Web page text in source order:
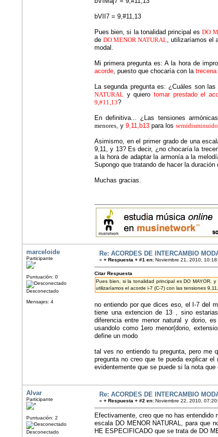
bVII7 = 9,#11,13
Pues bien, si la tonalidad principal esDO
de DO MENOR NATURAL , utilizaríamos el
modal.
Mi primera pregunta es: A la hora de
acorde , puesto que chocaría con la trecena
La segunda pregunta es: ¿Cuáles son las
NATURAL y quierotomar prestado el
9,#11,13?
En definitiva... ¿Las tensiones
menores , y 9,11,b13 para los
Asimismo, en el primer grado de una
9,11, y 13? Es decir, ¿no chocaría la
a la hora de adaptar la armonía a la
Supongo que tratando de hacer la
Muchas gracias.
marceloide
Participante
Puntuación: 0
Desconectado
Mensajes: 4
Re: ACORDES DE INTERCAMBIO
« + Respuesta + #1 en: Noviembre 21, 2010,
Citar Respuesta
Pues bien, si la tonalidad principal es DO MAYOR,
utilizaríamos el acorde i-7 (C-7) con las tensiones
no entiendo por que dices eso, el I-7 del
tiene una extencion de 13 , sino
diferencia entre menor natural y dorio,
usandolo como 1ero menor(dorio,
define un modo
tal ves no entiendo tu pregunta, pero me
pregunta no creo que te pueda explicar
evidentemente que se puede si la nota
Alvar
Participante
Puntuación: 2
Desconectado
Re: ACORDES DE INTERCAMBIO
« + Respuesta + #2 en: Noviembre 22, 2010,
Efectivamente, creo que no has entendido
escala DO MENOR NATURAL, para que
HE ESPECIFICADO que se trata de DO